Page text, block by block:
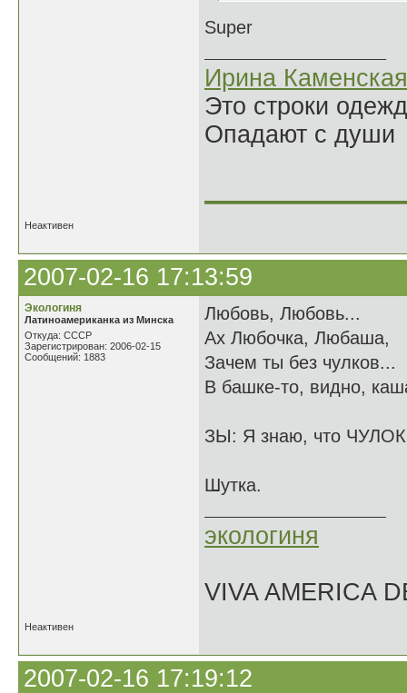
Super
Ирина Каменская
Это строки
Опадают с души
Неактивен
2007-02-16 17:13:59
Экологиня
Латиноамериканка из Минска
Откуда: СССР
Зарегистрирован: 2006-02-15
Сообщений: 1883
Любовь, Любовь...
Ах Любочка, Любаша,
Зачем ты без чулков...
В башке-то, видно,
ЗЫ: Я знаю, что
Шутка.
экологиня
VIVA AMERICA
Неактивен
2007-02-16 17:19:12